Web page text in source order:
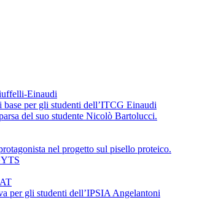
Einaudi
per gli studenti dell’ITCG Einaudi
del suo studente Nicolò Bartolucci.
nel progetto sul pisello proteico.
per gli studenti dell’IPSIA Angelantoni